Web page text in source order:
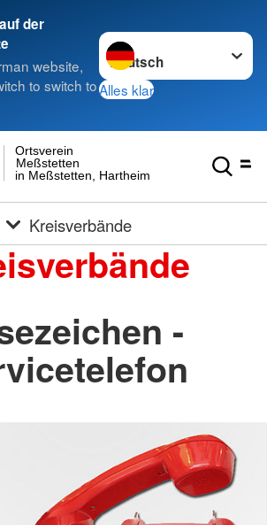
der
website,
to switch to
Sprache wechseln zu
Alles klar
in Meßstetten, Hartheim und Heinstetten
Meßstetten
Ortsverein
Kreisverbände
-